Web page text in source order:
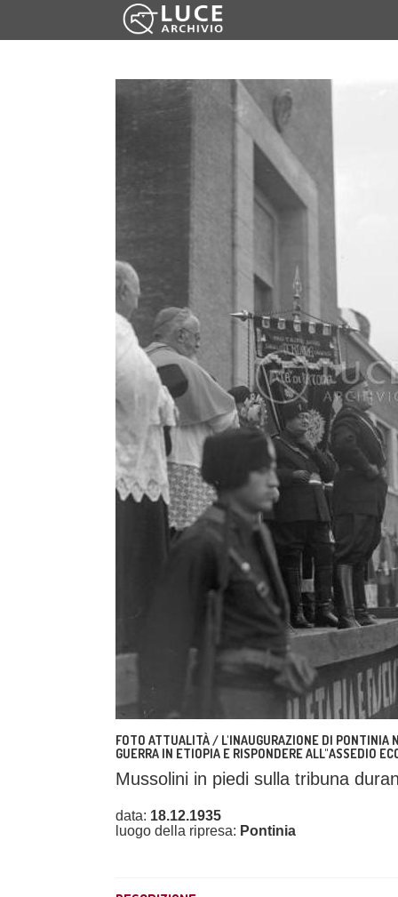
FOTO ATTUALITÀ / L'INAUGURAZIONE DI PONTINIA
GUERRA IN ETIOPIA E RISPONDERE ALL"ASSEDIO
Mussolini in piedi sulla tribuna
data: 18.12.1935
luogo della ripresa: Pontinia